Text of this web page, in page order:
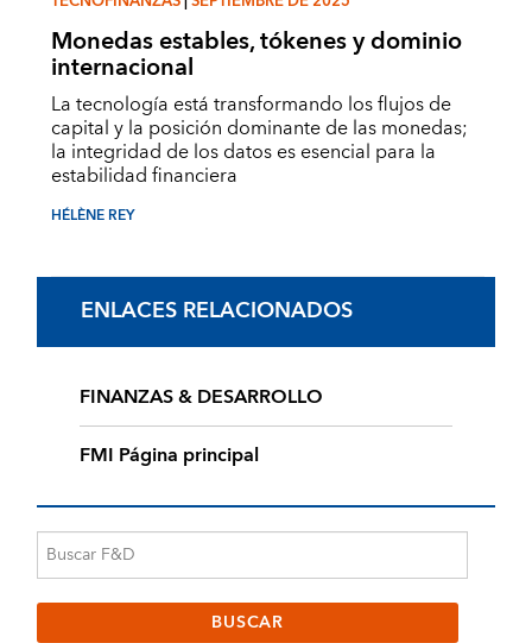
Monedas estables, tókenes y dominio
internacional
La tecnología está transformando los flujos de
capital y la posición dominante de las monedas;
la integridad de los datos es esencial para la
estabilidad financiera
HÉLÈNE REY
ENLACES RELACIONADOS
FINANZAS & DESARROLLO
FMI Página principal